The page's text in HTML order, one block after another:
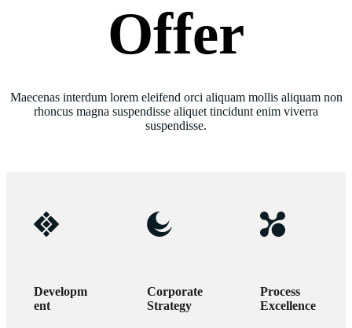
Offer
Maecenas interdum lorem eleifend orci aliquam mollis aliquam non
rhoncus magna suspendisse aliquet tincidunt enim viverra
suspendisse.
Developm
ent
Corporate
Strategy
Process
Excellence